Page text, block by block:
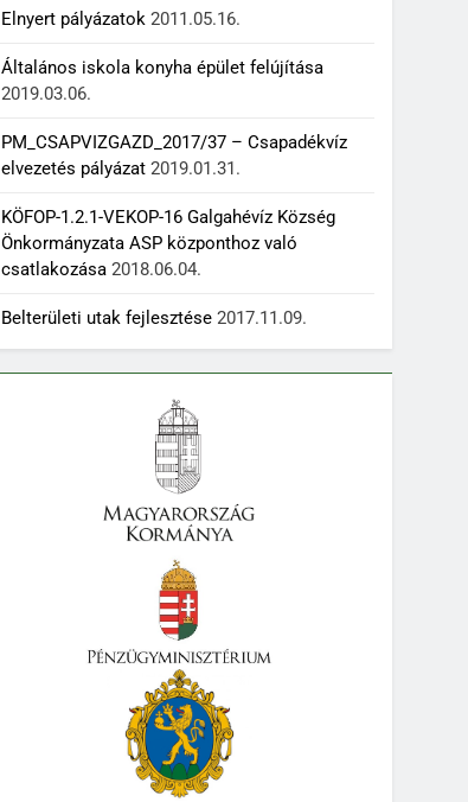
Elnyert pályázatok 2011.05.16.
Általános iskola konyha épület felújítása
2019.03.06.
PM_CSAPVIZGAZD_2017/37 – Csapadékvíz
elvezetés pályázat 2019.01.31.
KÖFOP-1.2.1-VEKOP-16 Galgahévíz Község
Önkormányzata ASP központhoz való
csatlakozása 2018.06.04.
Belterületi utak fejlesztése 2017.11.09.